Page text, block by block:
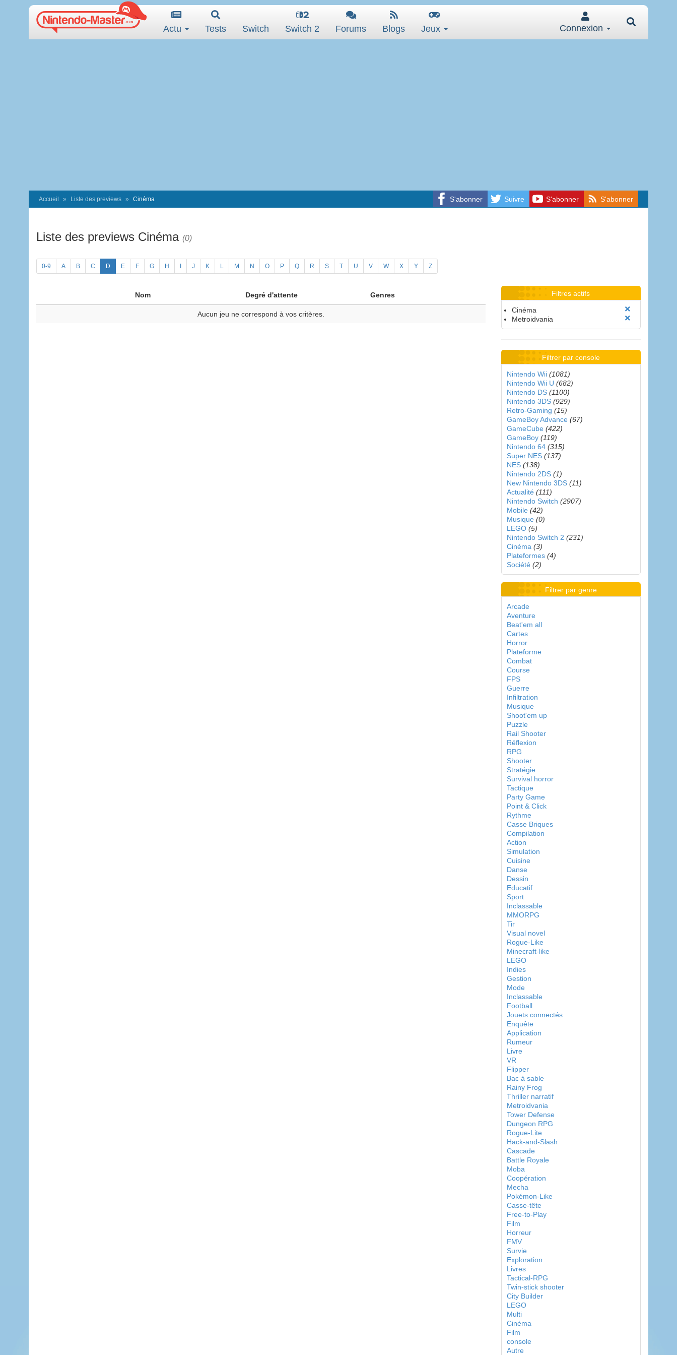
Actu Tests Switch Switch 2 Forums Blogs Jeux Connexion
S'abonner Suivre S'abonner S'abonner
Accueil Liste des previews Cinéma
Liste des previews Cinéma (0)
0-9 A B C D E F G H J K L M N O P Q R S T U V W X Y Z
Nom Degré d'attente Genres
Aucun jeu ne correspond à vos critères.
Filtres actifs
Cinéma
Metroidvania
Filtrer par console
Nintendo Wii (1081)
Nintendo Wii U (682)
Nintendo DS (1100)
Nintendo 3DS (929)
Retro-Gaming (15)
GameBoy Advance (67)
GameCube (422)
GameBoy (119)
Nintendo 64 (315)
Super NES (137)
NES (138)
Nintendo 2DS (1)
New Nintendo 3DS (11)
Actualité (111)
Nintendo Switch (2907)
Mobile (42)
Musique (0)
LEGO (5)
Nintendo Switch 2 (231)
Cinéma (3)
Plateformes (4)
Société (2)
Filtrer par genre
Arcade
Aventure
Beat'em all
Cartes
Horror
Plateforme
Combat
Course
FPS
Guerre
Infiltration
Musique
Shoot'em up
Puzzle
Rail Shooter
Réflexion
RPG
Shooter
Stratégie
Survival horror
Tactique
Party Game
Point & Click
Rythme
Casse Briques
Compilation
Action
Simulation
Cuisine
Danse
Dessin
Educatif
Sport
Inclassable
MMORPG
Tir
Visual novel
Rogue-Like
Minecraft-like
LEGO
Indies
Gestion
Mode
Inclassable
Football
Jouets connectés
Enquête
Application
Rumeur
Livre
VR
Flipper
Bac à sable
Rainy Frog
Thriller narratif
Metroidvania
Tower Defense
Dungeon RPG
Rogue-Lite
Hack-and-Slash
Cascade
Battle Royale
Moba
Coopération
Mecha
Pokémon-Like
Casse-tête
Free-to-Play
Film
Horreur
FMV
Survie
Exploration
Livres
Tactical-RPG
Twin-stick shooter
City Builder
LEGO
Multi
Cinéma
Film
console
Autre